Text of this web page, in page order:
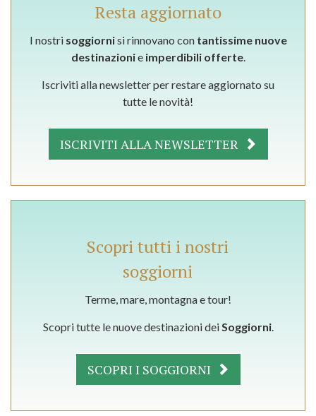
Resta aggiornato
I nostri soggiornisi rinnovano con tantissime nuove
destinazionie imperdibili offerte.
Iscriviti alla newsletter per restare aggiornato su
tutte le novità!
ISCRIVITI ALLA NEWSLETTER
Scopri tutti i nostri
soggiorni
Terme, mare, montagna e tour!
Scopri tutte le nuove destinazioni deiSoggiorni.
SCOPRI I SOGGIORNI